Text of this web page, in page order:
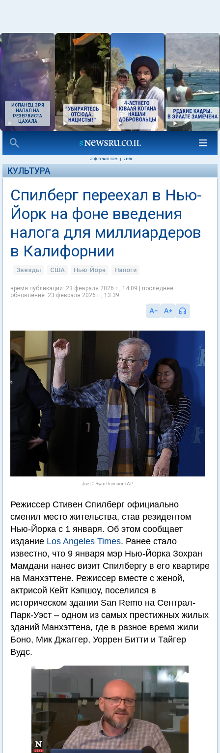
ИСПАНЕЦ ЗРЯ
НАПАЛ НА
РЕЗЕРВИСТА
ЦАХАЛА
23 ФЕВРАЛЯ 2026 21:50
КУЛЬТУРА
Спилберг переехал в Нью-
Йорк на фоне введения
налога для миллиардеров
в Калифорнии
Звезды США Нью-Йорк Налоги
время публикации: 23 февраля 2026 г., 14:09 | последнее
обновление: 23 февраля 2026 г., 13:39
Joel C Ryan/Invision/AP
Режиссер Стивен Спилберг официально
сменил место жительства, став резидентом
Нью-Йорка с 1 января. Об этом сообщает
издание Los Angeles Times. Ранее стало
известно, что 9 января мэр Нью-Йорка Зохран
Мамдани нанес визит Спилбергу в его квартире
на Манхэттене. Режиссер вместе с женой,
актрисой Кейт Кэпшоу, поселился в
историческом здании San Remo на Сентрал-
Парк-Уэст – одном из самых престижных жилых
зданий Манхэттена, где в разное время жили
Боно, Мик Джаггер, Уоррен Битти и Тайгер
Вудс.